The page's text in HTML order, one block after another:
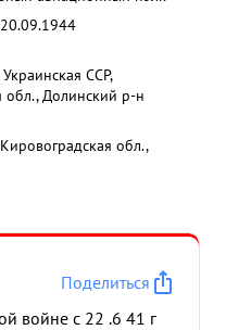
20.09.1944
ССР,
обл., Долинский р-н
обл.,
Поделиться
войне с 22 .6 41 г